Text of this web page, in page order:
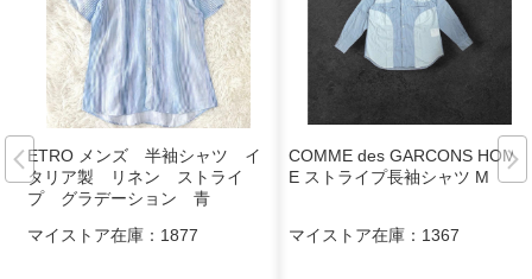
ETRO メンズ 半袖シャツ イ
タリア製 リネン ストライ
プ グラデーション 青
マイストア在庫： 1877
COMME des GARCONS HOMM
E ストライプ長袖シャツ M
マイストア在庫： 1367